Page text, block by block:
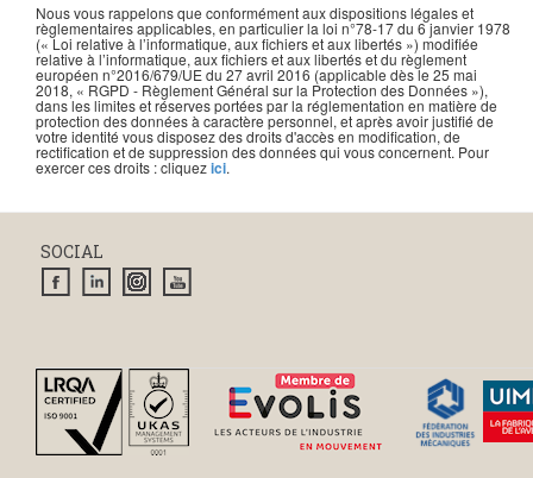
Nous vous rappelons que conformément aux dispositions légales et
règlementaires applicables, en particulier la loi n°78-17 du 6 janvier 1978
(« Loi relative à l’informatique, aux fichiers et aux libertés ») modifiée
relative à l’informatique, aux fichiers et aux libertés et du règlement
européen n°2016/679/UE du 27 avril 2016 (applicable dès le 25 mai
2018, « RGPD - Règlement Général sur la Protection des Données »),
dans les limites et réserves portées par la réglementation en matière de
protection des données à caractère personnel, et après avoir justifié de
votre identité vous disposez des droits d'accès en modification, de
rectification et de suppression des données qui vous concernent. Pour
exercer ces droits : cliquezici.
SOCIAL